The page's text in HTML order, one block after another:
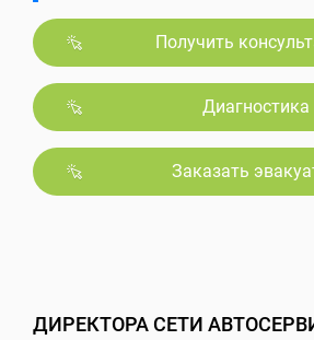
Получить
Диагностика
Заказать
ДИРЕКТОРА СЕТИ